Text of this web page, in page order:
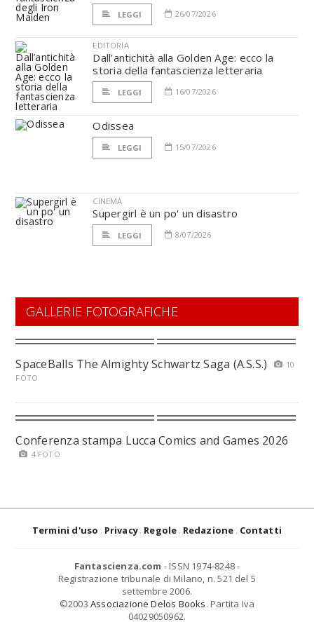
LEGGI 26/07/2026
EDITORIA
Dall’antichità alla Golden Age: ecco la
storia della fantascienza letteraria
LEGGI 16/07/2026
Odissea
LEGGI 15/07/2026
CINEMA
Supergirl è un po' un disastro
LEGGI 8/07/2026
GALLERIE FOTOGRAFICHE
SpaceBalls The Almighty Schwartz Saga (A.S.S.)
10
FOTO
Conferenza stampa Lucca Comics and Games 2026
4 FOTO
Termini d'uso Privacy Regole Redazione Contatti
Fantascienza.com - ISSN 1974-8248 -
Registrazione tribunale di Milano, n. 521 del 5
settembre 2006.
©2003 Associazione Delos Books. Partita Iva
04029050962.